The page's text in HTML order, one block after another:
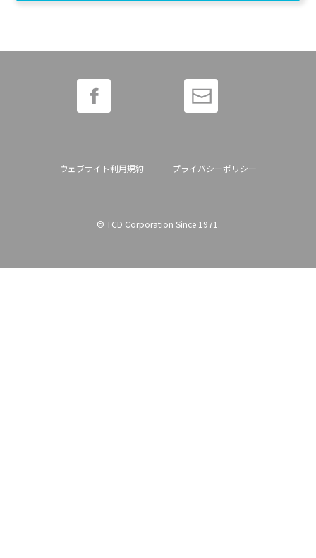
ウェブサイト利用規約 プライバシーポリシー
© TCD Corporation Since 1971.